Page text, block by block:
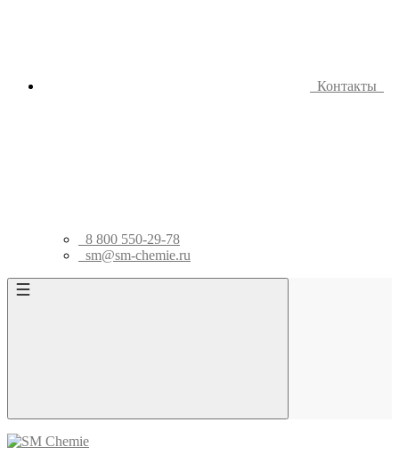
Контакты
8 800 550-29-78
sm@sm-chemie.ru